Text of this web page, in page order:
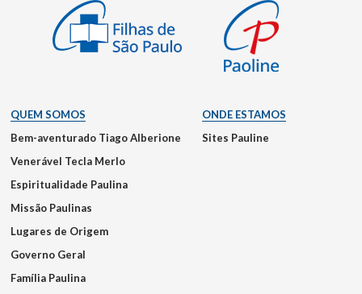
QUEM SOMOS
Bem-aventurado Tiago Alberione
Venerável Tecla Merlo
Espiritualidade Paulina
Missão Paulinas
Lugares de Origem
Governo Geral
Família Paulina
ONDE ESTAMOS
Sites Pauline